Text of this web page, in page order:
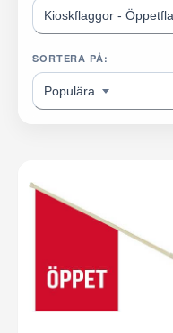
Kioskflaggor -
SORTERA PÅ:
Populära